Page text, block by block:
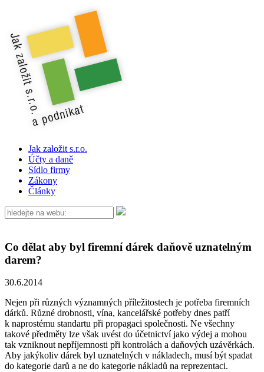
Jak založit s.r.o.
Účty a daně
Sídlo firmy
Zákony
Články
Co dělat aby byl firemní dárek daňově uznatelným
darem?
30.6.2014
Nejen při různých významných příležitostech je potřeba firemních
dárků. Různé drobnosti, vína, kancelářské potřeby dnes patří
k naprostému standartu při propagaci společnosti. Ne všechny
takové předměty lze však uvést do účetnictví jako výdej a mohou
tak vzniknout nepříjemnosti při kontrolách a daňových uzávěrkách.
Aby jakýkoliv dárek byl uznatelných v nákladech, musí být spadat
do kategorie darů a ne do kategorie nákladů na reprezentaci.